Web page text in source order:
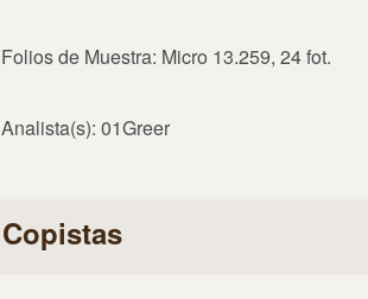
Folios de Muestra: Micro 13.259, 24 fot.
Analista(s): 01Greer
Copistas